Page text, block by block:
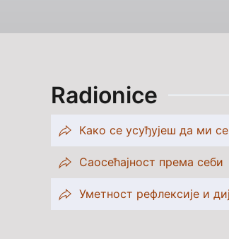
Radionice
Како се усуђујеш да ми
Саосећајност према себи
Уметност рефлексије и